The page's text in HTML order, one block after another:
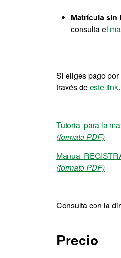
Matrícula sin
consulta el
Si eliges pago
través deeste link.
Tutorial para la
(formato PDF)
Manual
(formato PDF)
Consulta con la
Precio